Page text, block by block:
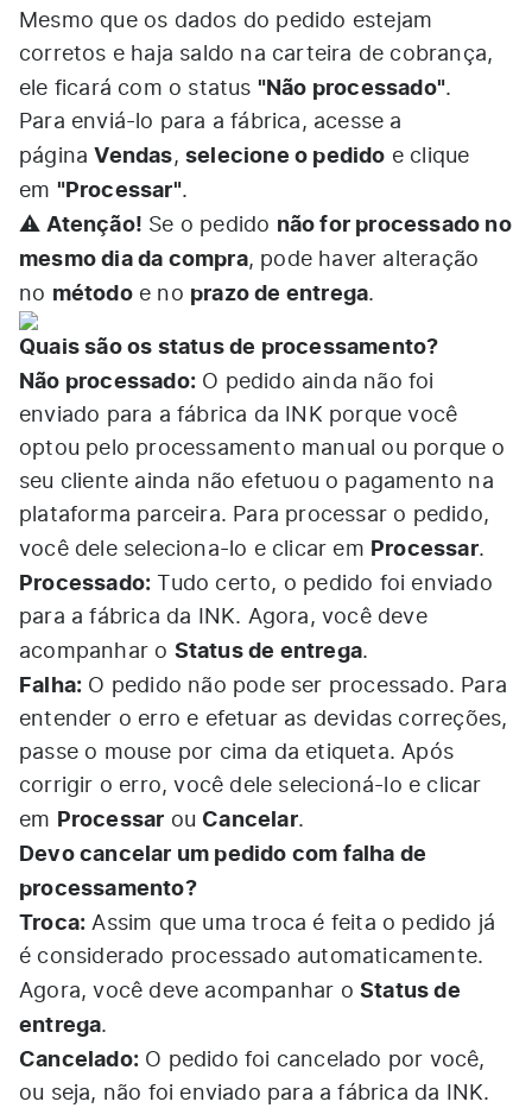
Mesmo que os dados do pedido estejam
corretos e haja saldo na carteira de cobrança,
ele ficará com o status "Não processado".
Para enviá-lo para a fábrica, acesse a
página Vendas,selecione o pedido e clique
em "Processar".
⚠️Atenção! Se o pedido não for processado no
mesmo dia da compra, pode haver alteração
no métodoe no prazo de entrega.
Quais são os status de processamento?
Não processado: O pedido ainda não foi
enviado para a fábrica da INK porque você
optou pelo processamento manual ou porque o
seu cliente ainda não efetuou o pagamento na
plataforma parceira. Para processar o pedido,
você dele seleciona-lo e clicar em Processar.
Processado: Tudo certo, o pedido foi enviado
para a fábrica da INK. Agora, você deve
acompanhar o Status de entrega.
Falha: O pedido não pode ser processado. Para
entender o erro e efetuar as devidas correções,
passe o mouse por cima da etiqueta. Após
corrigir o erro, você dele selecioná-lo e clicar
em Processar ou Cancelar.
Devo cancelar um pedido com falha de
processamento?
Troca: Assim que uma troca é feita o pedido já
é considerado processado automaticamente.
Agora, você deve acompanhar o Status de
entrega.
Cancelado: O pedido foi cancelado por você,
ou seja, não foi enviado para a fábrica da INK.